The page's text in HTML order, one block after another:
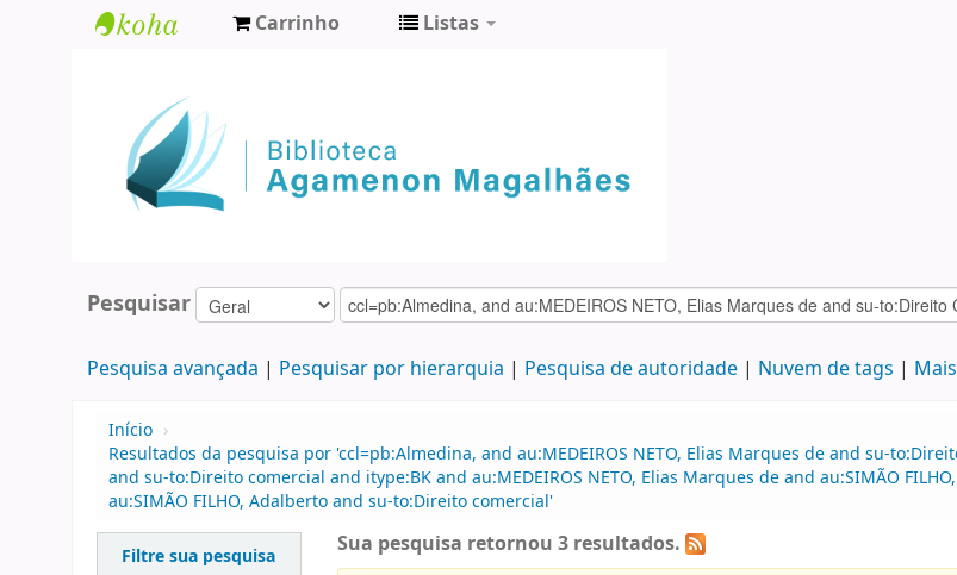
Agamenon
Magalhães
Carrinho Listas
Pesquisar
Pesquisa avançada Pesquisar por hierarquia Pesquisa de autoridade Nuvem de tags
Início ›
Resultados da pesquisa por 'ccl=pb:Almedina, and au:MEDEIROS NETO, Elias Marques de and su-
and su-to:Direito comercial and itype:BK and au:MEDEIROS NETO, Elias Marques de and au:SIMÃO
au:SIMÃO FILHO, Adalberto and su-to:Direito comercial'
Filtre sua pesquisa
Sua pesquisa retornou 3 resultados.